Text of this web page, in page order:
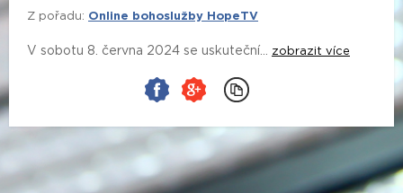
Z pořadu: Online bohoslužby HopeTV
V sobotu 8. června 2024 se uskuteční... zobrazit více